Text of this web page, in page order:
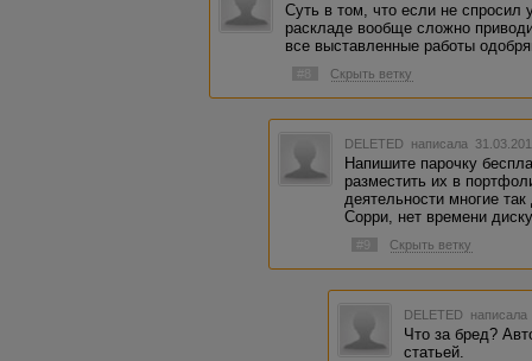
Суть в том, что если не спросил
раскладе вообще сложно
все выставленные работы
Скрыть ветку
DELETED написала
Напишите парочку
разместить их в
деятельности многие
Сорри, нет времени
#9 Скрыть ветку
DELETED
Что за бред?
статьей.